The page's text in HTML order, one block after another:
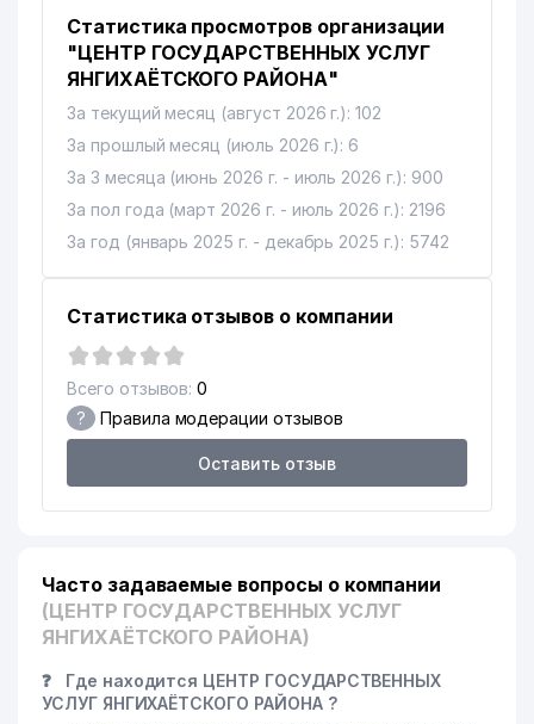
Статистика просмотров организации
"ЦЕНТР ГОСУДАРСТВЕННЫХ УСЛУГ
ЯНГИХАЁТСКОГО РАЙОНА"
За текущий месяц (август 2026 г.): 102
За прошлый месяц (июль 2026 г.): 6
За 3 месяца (июнь 2026 г. - июль 2026 г.): 900
За пол года (март 2026 г. - июль 2026 г.): 2196
За год (январь 2025 г. - декабрь 2025 г.): 5742
Статистика отзывов о компании
Всего отзывов: 0
? Правила модерации отзывов
Оставить отзыв
Часто задаваемые вопросы о компании
(ЦЕНТР ГОСУДАРСТВЕННЫХ УСЛУГ
ЯНГИХАЁТСКОГО РАЙОНА)
❓
Где находится ЦЕНТР ГОСУДАРСТВЕННЫХ
УСЛУГ ЯНГИХАЁТСКОГО РАЙОНА ?